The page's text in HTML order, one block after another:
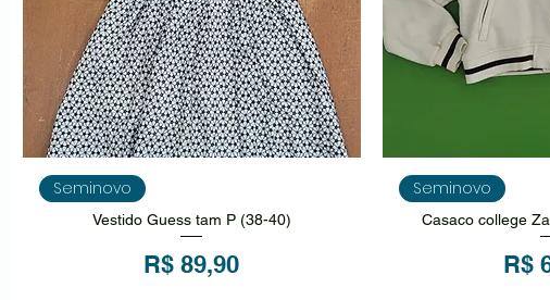
Visualização rápida
Seminovo
Vestido Guess tam P (38-40)
Preço
R$ 89,90
Seminovo
Casaco college
R$